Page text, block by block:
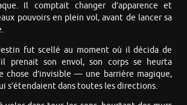
Il comptait changer d’apparence et
pouvoirs en plein vol, avant de lancer sa
fut scellé au moment où il décida de
prenait son envol, son corps se heurta
chose d’invisible — une barrière magique,
s’étendaient dans toutes les directions.